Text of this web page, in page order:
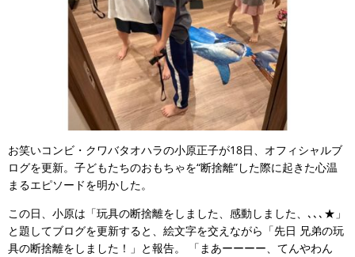
お笑いコンビ・クワバタオハラの小原正子が18日、オフィシャルブ
ログを更新。子どもたちのおもちゃを“断捨離”した際に起きた心温
まるエピソードを明かした。
この日、小原は「玩具の断捨離をしました、感動しました、､､､★」
と題してブログを更新すると、絵文字を交えながら「先日 兄弟の玩
具の断捨離をしました！」と報告。 「まあーーーー、てんやわん